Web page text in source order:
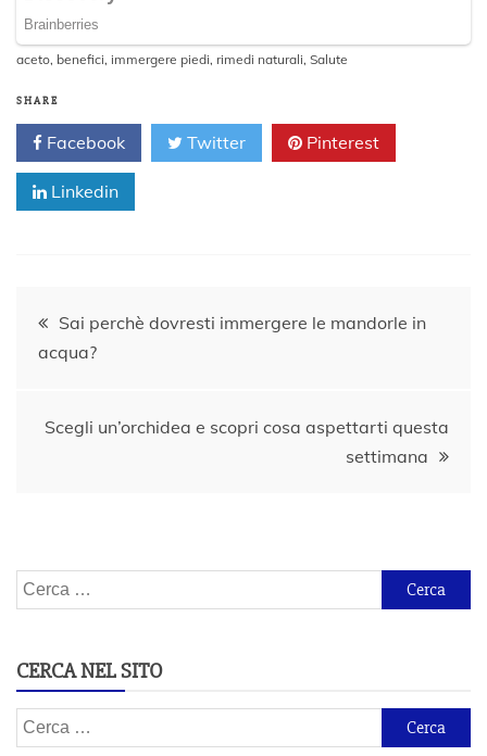
aceto, benefici, immergere piedi, rimedi naturali, Salute
SHARE
Facebook Twitter Pinterest
Linkedin
Navigazione
articoli
Sai perchè dovresti immergere le mandorle in
acqua?
Scegli un’orchidea e scopri cosa aspettarti questa
settimana
Ricerca
per:
CERCA NEL SITO
Ricerca
per: